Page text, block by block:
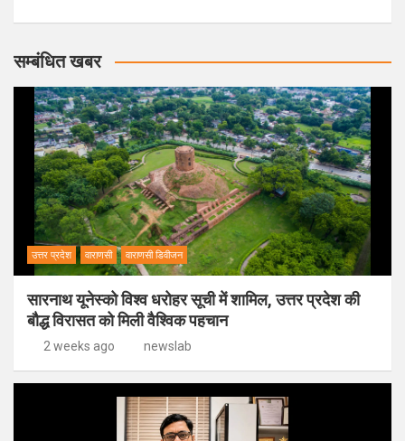
सम्बंधित खबर
उत्तर प्रदेश वाराणसी वाराणसी डिवीजन
सारनाथ यूनेस्को विश्व धरोहर सूची में शामिल, उत्तर प्रदेश की
बौद्ध विरासत को मिली वैश्विक पहचान
2 weeks ago newslab